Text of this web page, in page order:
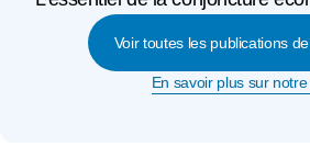
Voir toutes les publications
En savoir plus sur